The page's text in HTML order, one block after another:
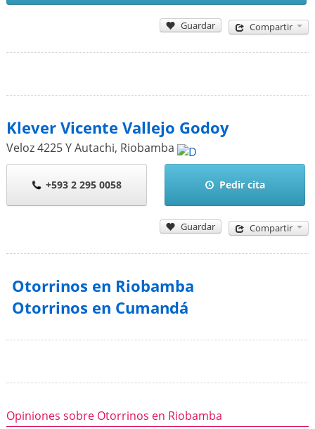
Guardar Compartir
Klever Vicente Vallejo Godoy
Veloz 4225 Y Autachi, Riobamba
+593 2 295 0058 Pedir cita
Guardar Compartir
Otorrinos en Riobamba
Otorrinos en Cumandá
Opiniones sobre Otorrinos en Riobamba